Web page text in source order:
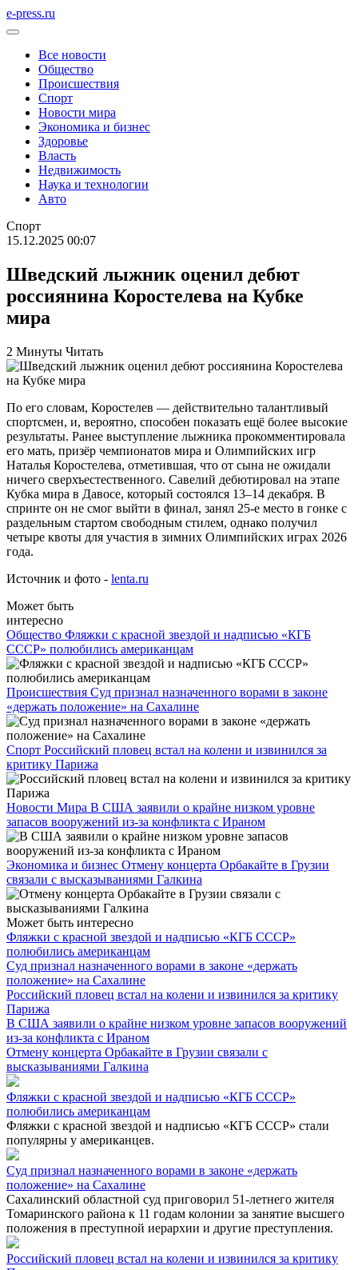
e-press.ru
Все новости
Общество
Происшествия
Спорт
Новости мира
Экономика и бизнес
Здоровье
Власть
Недвижимость
Наука и технологии
Авто
Спорт
15.12.2025 00:07
Шведский лыжник оценил дебют
россиянина Коростелева на Кубке
мира
2 Минуты Читать
По его словам, Коростелев — действительно талантливый
спортсмен, и, вероятно, способен показать ещё более высокие
результаты. Ранее выступление лыжника прокомментировала
его мать, призёр чемпионатов мира и Олимпийских игр
Наталья Коростелева, отметившая, что от сына не ожидали
ничего сверхъестественного. Савелий дебютировал на этапе
Кубка мира в Давосе, который состоялся 13–14 декабря. В
спринте он не смог выйти в финал, занял 25-е место в гонке с
раздельным стартом свободным стилем, однако получил
четыре квоты для участия в зимних Олимпийских играх 2026
года.
Источник и фото - lenta.ru
Может быть
интересно
Общество Фляжки с красной звездой и надписью «КГБ
СССР» полюбились американцам
Происшествия Суд признал назначенного ворами в законе
«держать положение» на Сахалине
Спорт Российский пловец встал на колени и извинился за
критику Парижа
Новости Мира В США заявили о крайне низком уровне
запасов вооружений из-за конфликта с Ираном
Экономика и бизнес Отмену концерта Орбакайте в Грузии
связали с высказываниями Галкина
Может быть интересно
Фляжки с красной звездой и надписью «КГБ СССР»
полюбились американцам
Суд признал назначенного ворами в законе «держать
положение» на Сахалине
Российский пловец встал на колени и извинился за критику
Парижа
В США заявили о крайне низком уровне запасов вооружений
из-за конфликта с Ираном
Отмену концерта Орбакайте в Грузии связали с
высказываниями Галкина
Фляжки с красной звездой и надписью «КГБ СССР»
полюбились американцам
Фляжки с красной звездой и надписью «КГБ СССР» стали
популярны у американцев.
Суд признал назначенного ворами в законе «держать
положение» на Сахалине
Сахалинский областной суд приговорил 51-летнего жителя
Томаринского района к 11 годам колонии за занятие высшего
положения в преступной иерархии и другие преступления.
Российский пловец встал на колени и извинился за критику